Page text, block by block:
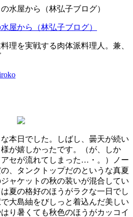
屋から（林弘子ブログ）
理を実戦する肉体派料理人。兼、
本日でした。しばし、曇天が続い
が嬉しかったです。（が、しか
セが流れてしまった…・。）ノー
、タンクトップだのというな真夏
ャケットの秋の装いが混合してい
夏の格好のほうがラクな一日でし
大島紬をびしっと着込んだ美しい
り暑くても秋色のほうがカッコイ